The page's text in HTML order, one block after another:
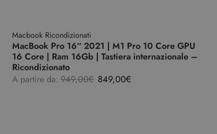
Macbook Ricondizionati
MacBook Pro 16″ 2021 | M1 Pro 10 Core GPU
16 Core | Ram 16Gb | Tastiera internazionale –
Ricondizionato
A partire da: 949,00€ 849,00€